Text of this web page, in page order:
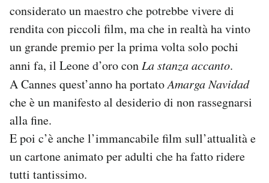
Entra
considerato un maestro che potrebbe vivere di
rendita con piccoli film, ma che in realtà ha vinto
un grande premio per la prima volta solo pochi
anni fa, il Leone d’oro con La stanza accanto.
A Cannes quest’anno ha portatoAmarga Navidad
che è un manifesto al desiderio di non rassegnarsi
alla fine.
E poi c’è anche l’immancabile film sull’attualità e
un cartone animato per adulti che ha fatto ridere
tutti tantissimo.